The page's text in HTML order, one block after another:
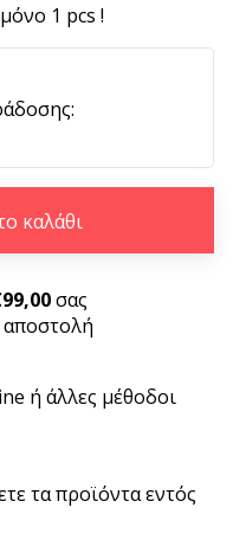
1 pcs !
καλάθι
σας
ή άλλες μέθοδοι
τα προϊόντα εντός